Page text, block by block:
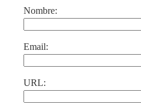
Nombre:
Email:
URL: